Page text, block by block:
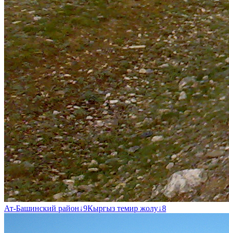
Ат-Башинский район↓9Кыргыз темир жолу↓8